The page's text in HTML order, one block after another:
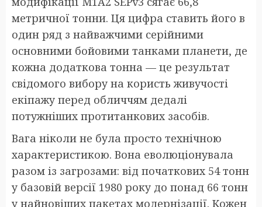
метричної тонни. Ця цифра ставить його в
один ряд з найважчими серійними
основними бойовими танками планети, де
кожна додаткова тонна — це результат
свідомого вибору на користь живучості
екіпажу перед обличчям дедалі
потужніших протитанкових засобів.
Вага ніколи не була просто технічною
характеристикою. Вона еволюціонувала
разом із загрозами: від початкових 54 тонн
у базовій версії 1980 року до понад 66 тонн
у найновіших пакетах модернізації. Кожен